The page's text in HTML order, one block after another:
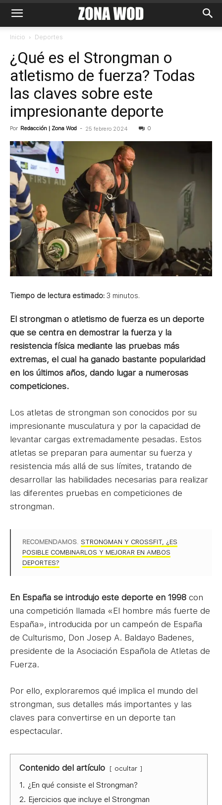
Inicio Deportes
¿Qué es el Strongman o
atletismo de fuerza? Todas
las claves sobre este
impresionante deporte
Por Redacción | Zona Wod - 25 febrero 2024 0
Tiempo de lectura estimado: 3 minutos.
El strongman o atletismo de fuerza es un deporte
que se centra en demostrar la fuerza y la
resistencia física mediante las pruebas más
extremas, el cual ha ganado bastante popularidad
en los últimos años, dando lugar a numerosas
competiciones.
Los atletas de strongman son conocidos por su
impresionante musculatura y por la capacidad de
levantar cargas extremadamente pesadas. Estos
atletas se preparan para aumentar su fuerza y
resistencia más allá de sus límites, tratando de
desarrollar las habilidades necesarias para realizar
las diferentes pruebas en competiciones de
strongman.
RECOMENDAMOS STRONGMAN Y CROSSFIT, ¿ES
POSIBLE COMBINARLOS Y MEJORAR EN AMBOS
DEPORTES?
En España se introdujo este deporte en 1998 con
una competición llamada «El hombre más fuerte de
España», introducida por un campeón de España
de Culturismo, Don Josep A. Baldayo Badenes,
presidente de la Asociación Española de Atletas de
Fuerza.
Por ello, exploraremos qué implica el mundo del
strongman, sus detalles más importantes y las
claves para convertirse en un deporte tan
espectacular.
Contenido del artículo ocultar
1. ¿En qué consiste el Strongman?
2. Ejercicios que incluye el Strongman